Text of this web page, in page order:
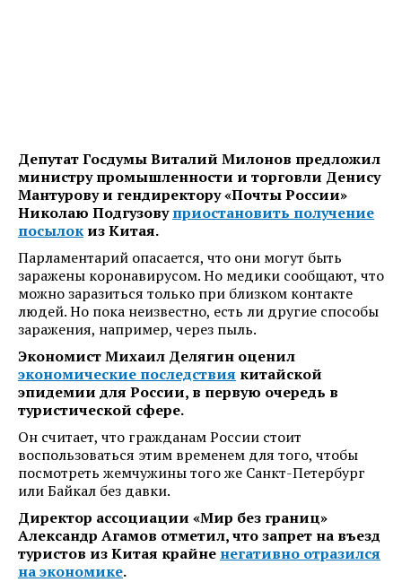
Депутат Госдумы Виталий Милонов предложил
министру промышленности и торговли Денису
Мантурову и гендиректору «Почты России»
Николаю Подгузовуприостановить получение
посылокиз Китая.
Парламентарий опасается, что они могут быть
заражены коронавирусом. Но медики сообщают, что
можно заразиться только при близком контакте
людей. Но пока неизвестно, есть ли другие способы
заражения, например, через пыль.
Экономист Михаил Делягин оценил
экономические последствия китайской
эпидемии для России, в первую очередь в
туристической сфере.
Он считает, что гражданам России стоит
воспользоваться этим временем для того, чтобы
посмотреть жемчужины того же Санкт-Петербург
или Байкал без давки.
Директор ассоциации «Мир без границ»
Александр Агамов отметил, что запрет на въезд
туристов из Китая крайне негативно отразился
на экономике.